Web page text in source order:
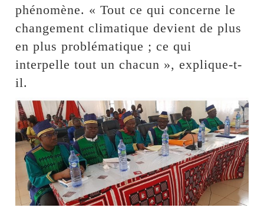
phénomène. « Tout ce qui concerne le
changement climatique devient de plus
en plus problématique ; ce qui
interpelle tout un chacun », explique-t-
il.